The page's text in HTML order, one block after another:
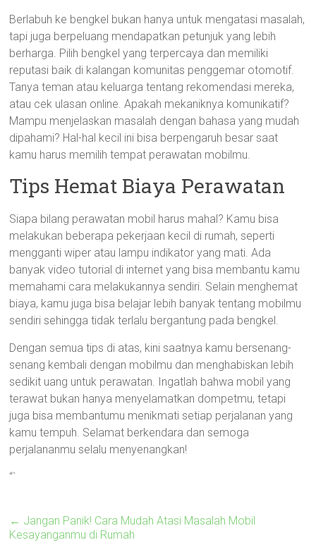
Berlabuh ke bengkel bukan hanya untuk mengatasi masalah,
tapi juga berpeluang mendapatkan petunjuk yang lebih
berharga. Pilih bengkel yang terpercaya dan memiliki
reputasi baik di kalangan komunitas penggemar otomotif.
Tanya teman atau keluarga tentang rekomendasi mereka,
atau cek ulasan online. Apakah mekaniknya komunikatif?
Mampu menjelaskan masalah dengan bahasa yang mudah
dipahami? Hal-hal kecil ini bisa berpengaruh besar saat
kamu harus memilih tempat perawatan mobilmu.
Tips Hemat Biaya Perawatan
Siapa bilang perawatan mobil harus mahal? Kamu bisa
melakukan beberapa pekerjaan kecil di rumah, seperti
mengganti wiper atau lampu indikator yang mati. Ada
banyak video tutorial di internet yang bisa membantu kamu
memahami cara melakukannya sendiri. Selain menghemat
biaya, kamu juga bisa belajar lebih banyak tentang mobilmu
sendiri sehingga tidak terlalu bergantung pada bengkel.
Dengan semua tips di atas, kini saatnya kamu bersenang-
senang kembali dengan mobilmu dan menghabiskan lebih
sedikit uang untuk perawatan. Ingatlah bahwa mobil yang
terawat bukan hanya menyelamatkan dompetmu, tetapi
juga bisa membantumu menikmati setiap perjalanan yang
kamu tempuh. Selamat berkendara dan semoga
perjalananmu selalu menyenangkan!
“`
← Jangan Panik! Cara Mudah Atasi Masalah Mobil
Kesayanganmu di Rumah